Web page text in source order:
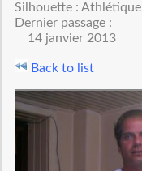
Silhouette : Athlétique
Dernier passage :
14 janvier 2013
Back to list